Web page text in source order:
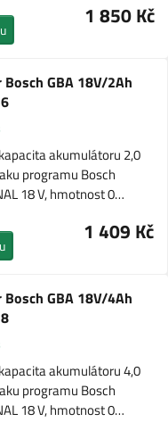
1 850 Kč
GBA 18V/2Ah
akumulátoru 2,0
programu Bosch
18 V, hmotnost 0…
1 409 Kč
GBA 18V/4Ah
akumulátoru 4,0
programu Bosch
18 V, hmotnost 0…